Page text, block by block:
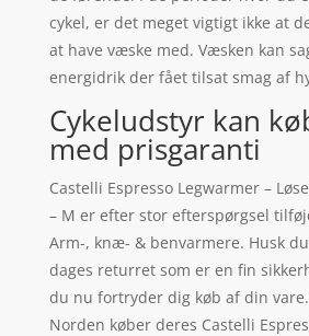
cykel, er det meget vigtigt ikke at
at have væske med. Væsken kan
energidrik der fået tilsat smag af
Cykeludstyr kan
med prisgaranti
Castelli Espresso Legwarmer –
– M er efter stor efterspørgsel
Arm-, knæ- & benvarmere. Husk
dages returret som er en fin
du nu fortryder dig køb af din
Norden køber deres Castelli